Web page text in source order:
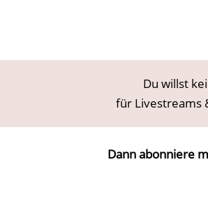
Du willst
für Livestreams
Dann abonniere